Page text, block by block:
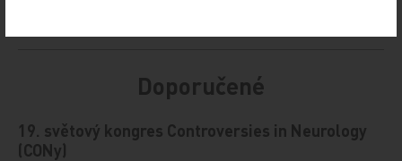
Doporučené
19. světový kongres Controversies in Neurology
(CONy)